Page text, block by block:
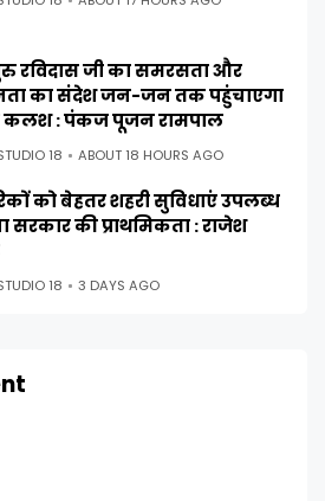
रविदास जी का समरसता और
का संदेश जन-जन तक पहुंचाएगा
कलश : पंकज पूजन रामपाल
18 ABOUT 18 HOURS AGO
को बेहतर शहरी सुविधाएं उपलब्ध
सरकार की प्राथमिकता : राजेश
18 3 DAYS AGO